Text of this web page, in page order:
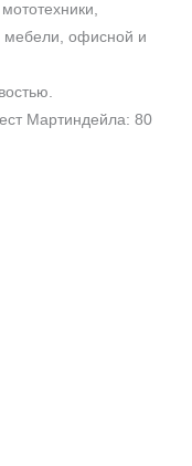
мебели, офисной и
Мартиндейла: 80